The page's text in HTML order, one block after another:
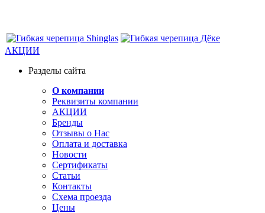
АКЦИИ
Разделы сайта
О компании
Реквизиты компании
АКЦИИ
Бренды
Отзывы о Нас
Оплата и доставка
Новости
Сертификаты
Статьи
Контакты
Схема проезда
Цены